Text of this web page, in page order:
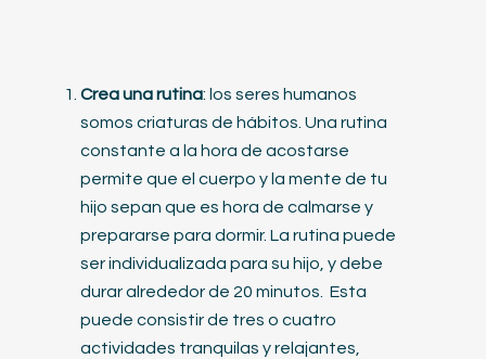
Crea una rutina: los seres humanos
somos criaturas de hábitos. Una rutina
constante a la hora de acostarse
permite que el cuerpo y la mente de tu
hijo sepan que es hora de calmarse y
prepararse para dormir. La rutina puede
ser individualizada para su hijo, y debe
durar alrededor de 20 minutos. Esta
puede consistir de tres o cuatro
actividades tranquilas y relajantes,